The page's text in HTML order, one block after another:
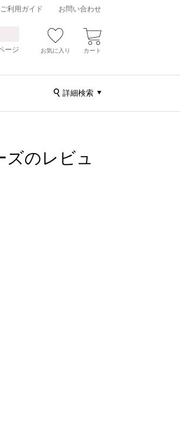
ご利用ガイド お問い合わせ
ージ お気に入り カート
詳細検索
ズのレビュ